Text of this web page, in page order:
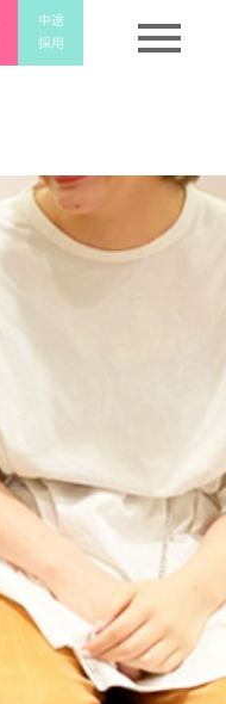
menu
中途
採用
中途
採用